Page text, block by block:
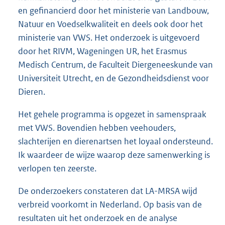
en gefinancierd door het ministerie van Landbouw,
Natuur en Voedselkwaliteit en deels ook door het
ministerie van VWS. Het onderzoek is uitgevoerd
door het RIVM, Wageningen UR, het Erasmus
Medisch Centrum, de Faculteit Diergeneeskunde van
Universiteit Utrecht, en de Gezondheidsdienst voor
Dieren.
Het gehele programma is opgezet in samenspraak
met VWS. Bovendien hebben veehouders,
slachterijen en dierenartsen het loyaal ondersteund.
Ik waardeer de wijze waarop deze samenwerking is
verlopen ten zeerste.
De onderzoekers constateren dat LA-MRSA wijd
verbreid voorkomt in Nederland. Op basis van de
resultaten uit het onderzoek en de analyse